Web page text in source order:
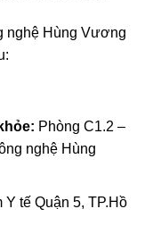
nghệ Hùng Vương
Phòng C1.2 –
nghệ Hùng
Y tế Quận 5, TP.Hồ